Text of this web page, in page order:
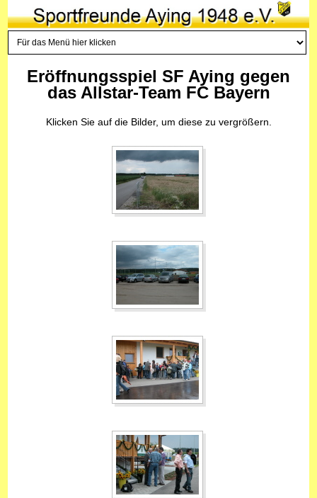
Eröffnungsspiel SF Aying gegen
das Allstar-Team FC Bayern
Klicken Sie auf die Bilder, um diese zu vergrößern.